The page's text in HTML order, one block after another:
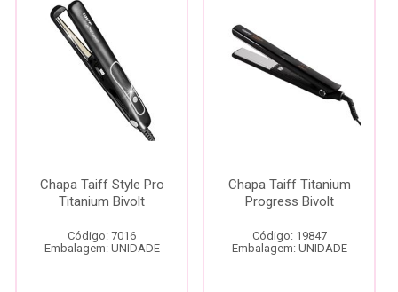
Chapa Taiff Style Pro
Titanium Bivolt
Código: 7016
Embalagem: UNIDADE
Chapa Taiff Titanium
Progress Bivolt
Código: 19847
Embalagem: UNIDADE